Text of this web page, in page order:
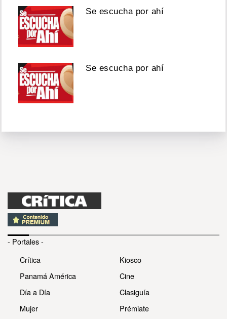
Se escucha por ahí
Se escucha por ahí
- Portales -
Crítica
Panamá América
Día a Día
Mujer
Kiosco
Cine
Clasiguía
Prémiate